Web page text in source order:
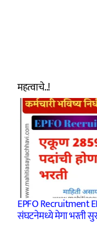
महत्वाचे..!
EPFO Recruitment
संघटनेमध्ये मेगा भरती